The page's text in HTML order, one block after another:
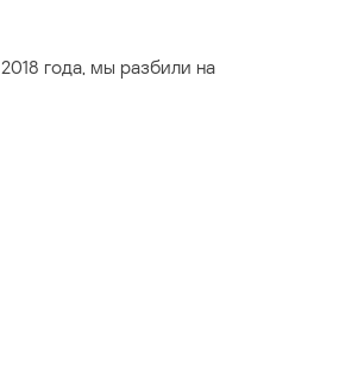
года, мы разбили на